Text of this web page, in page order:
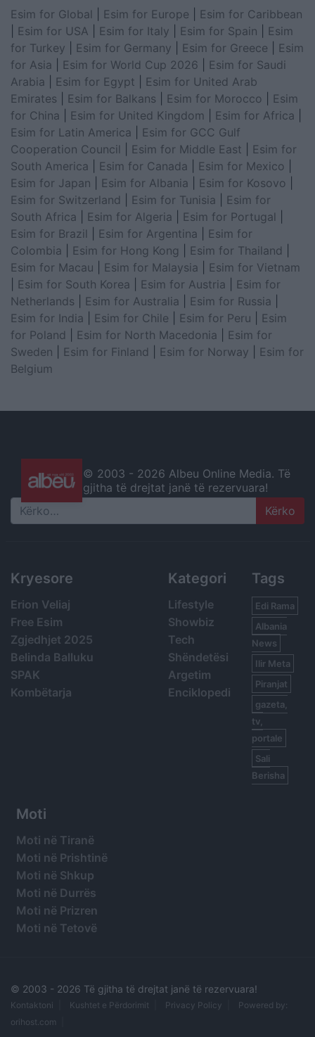
Esim for Global Esim for Europe
Esim for Caribbean
Esim for USA Esim for Italy Esim for Spain
Esim
for Turkey
Esim for Germany Esim for Greece
Esim
for Asia
Esim for World Cup 2026
Esim for Saudi
Arabia
Esim for Egypt
Esim for United Arab
Emirates
Esim for Balkans Esim for Morocco
Esim
for China
Esim for United Kingdom Esim for Africa
Esim for Latin America
Esim for GCC Gulf
Cooperation Council
Esim for Middle East
Esim for
South America
Esim for Canada Esim for Mexico
Esim for Japan
Esim for Albania Esim for Kosovo
Esim for Switzerland
Esim for Tunisia
Esim for
South Africa
Esim for Algeria Esim for Portugal
Esim for Brazil
Esim for Argentina
Esim for
Colombia
Esim for Hong Kong Esim for Thailand
Esim for Macau
Esim for Malaysia
Esim for Vietnam
Esim for South Korea Esim for Austria
Esim for
Netherlands
Esim for Australia Esim for Russia
Esim for India
Esim for Chile Esim for Peru
Esim
for Poland
Esim for North Macedonia
Esim for
Sweden
Esim for Finland Esim for Norway
Esim for
Belgium
© 2003 - 2026 Albeu Online Media. Të
gjitha të drejtat janë të rezervuara!
Search
Kryesore
Erion Veliaj
Free Esim
Zgjedhjet 2025
Belinda Balluku
SPAK
Kombëtarja
Kategori
Lifestyle
Showbiz
Tech
Shëndetësi
Argetim
Enciklopedi
Tags
Edi Rama
Albania
News
Ilir Meta
Piranjat
gazeta,
tv,
portale
Sali
Berisha
Moti
Moti në Tiranë
Moti në Prishtinë
Moti në Shkup
Moti në Durrës
Moti në Prizren
Moti në Tetovë
© 2003 - 2026 Të gjitha të drejtat janë të rezervuara!
Kontaktoni Kushtet e Përdorimit Privacy Policy
Powered by:
orihost.com